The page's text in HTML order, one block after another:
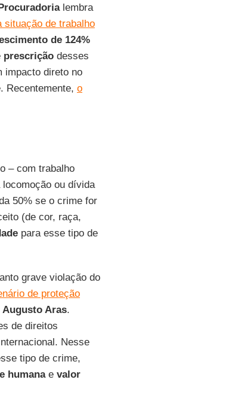
lembra
situação de trabalho
de 124%
prescriçãodesses
impacto direto no
Recentemente, o
– com trabalho
ou dívida
50% se o crime for
(de cor, raça,
para esse tipo de
grave violação do
de proteção
Augusto Aras.
de direitos
Nesse
tipo de crime,
humanae valor